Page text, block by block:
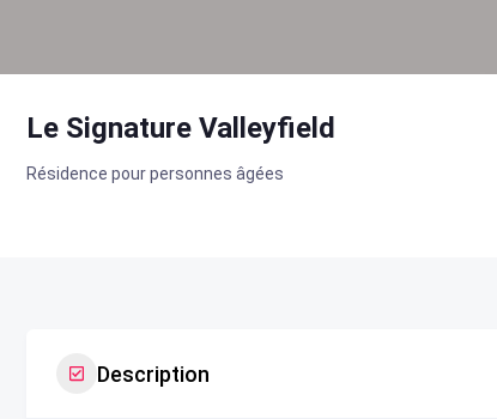
Le Signature Valleyfield
Résidence pour personnes âgées
Description